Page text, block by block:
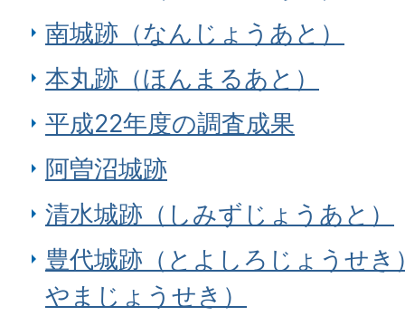
南城跡（なんじょうあと）
本丸跡（ほんまるあと）
平成22年度の調査成果
阿曽沼城跡
清水城跡（しみずじょうあと）
豊代城跡（とよしろじょうせき
やまじょうせき）